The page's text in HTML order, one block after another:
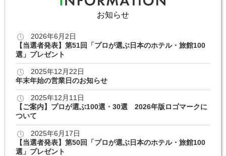
お知らせ
2026年6月2日
【当選者発表】第51回「プロが選ぶ日本のホテル・旅館100
選」プレゼント
2025年12月22日
年末年始の営業日のお知らせ
2025年12月11日
【ご案内】プロが選ぶ100選・30選 2026年版ロゴマークに
ついて
2025年6月17日
【当選者発表】第50回「プロが選ぶ日本のホテル・旅館100
選」プレゼント